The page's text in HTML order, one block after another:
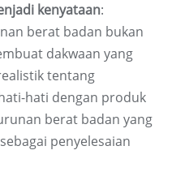
kenyataan:
berat badan bukan
dakwaan yang
tentang
hati dengan produk
berat badan yang
penyelesaian